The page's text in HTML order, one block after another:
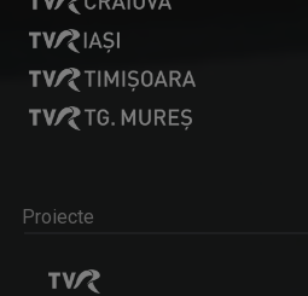
Proiecte